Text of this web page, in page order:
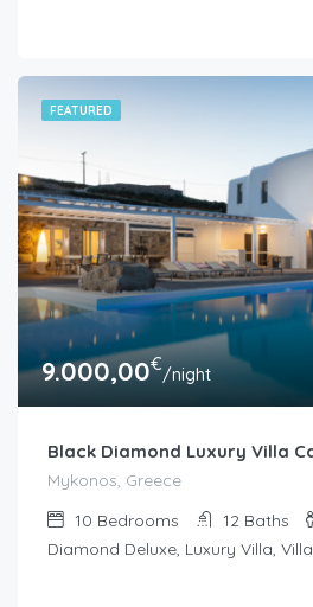
FEATURED
9.000,00€/night
Black Diamond Luxury Villa
Mykonos, Greece
10 Bedrooms 12 Baths
Diamond Deluxe, Luxury Villa, Villa